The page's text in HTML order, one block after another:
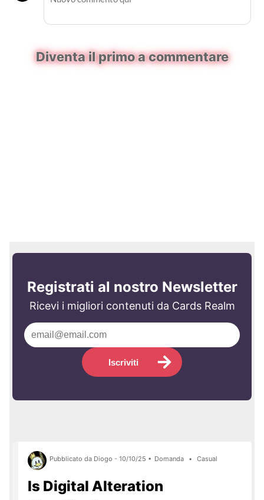
Diventa il primo a commentare
Registrati al nostro Newsletter
Ricevi i migliori contenuti da Cards Realm
Iscriviti
Pubblicato da Diogo - 10/10/25 • Domanda • Casual
Is Digital Alteration